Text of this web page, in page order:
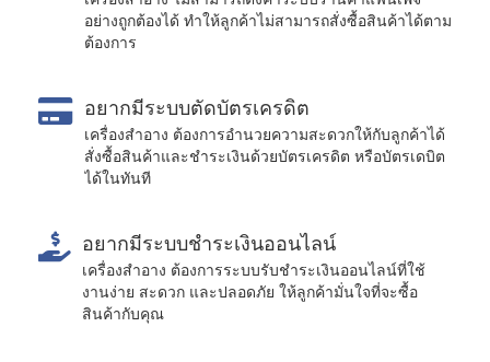
อย่างถูกต้องได้ ทำให้ลูกค้าไม่สามารถสั่งซื้อสินค้าได้ตาม
ต้องการ
อยากมีระบบตัดบัตรเครดิต
เครื่องสำอาง ต้องการอำนวยความสะดวกให้กับลูกค้าได้
สั่งซื้อสินค้าและชำระเงินด้วยบัตรเครดิต หรือบัตรเดบิต
ได้ในทันที
อยากมีระบบชำระเงินออนไลน์
เครื่องสำอาง ต้องการระบบรับชำระเงินออนไลน์ที่ใช้
งานง่าย สะดวก และปลอดภัย ให้ลูกค้ามั่นใจที่จะซื้อ
สินค้ากับคุณ